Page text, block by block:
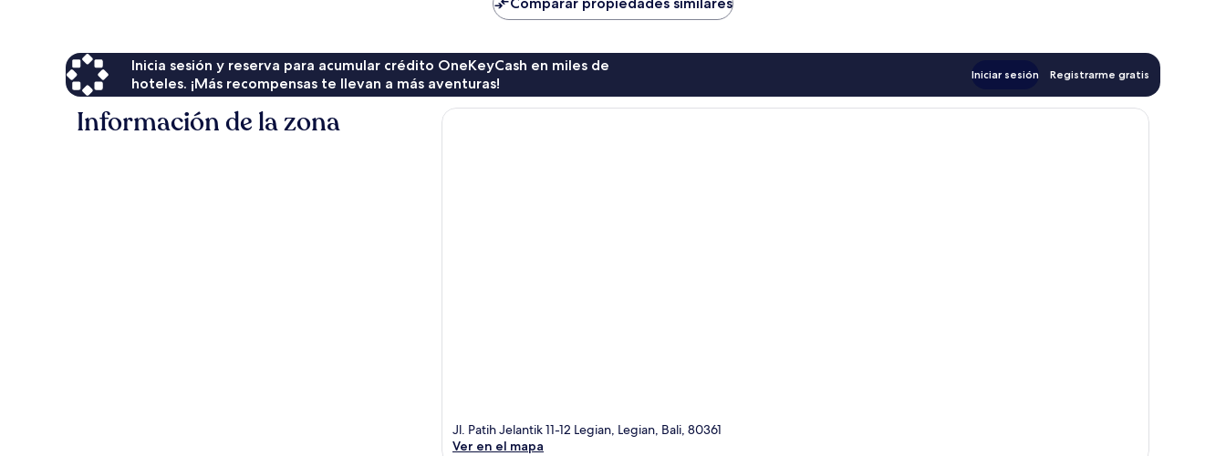
$20
Inicia sesión y reserva para acumular crédito OneKeyCash en miles de
hoteles. ¡Más recompensas te llevan a más aventuras!
Iniciar sesión Registrarme gratis
Información de la zona
Jl. Patih Jelantik 11-12 Legian, Legian, Bali, 80361
Ver en el mapa